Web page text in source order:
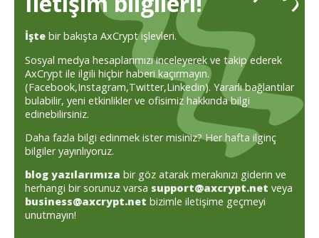
İşte bir bakışta AxCrypt işlevleri.
Sosyal medya hesaplarımızı inceleyerek ve takip ederek
AxCrypt ile ilgili hiçbir haberi kaçırmayın.
(Facebook,Instagram,Twitter,Linkedin). Yararlı bağlantılar
bulabilir, yeni etkinlikler ve ofisimiz hakkında bilgi
edinebilirsiniz.
Daha fazla bilgi edinmek ister misiniz? Her hafta ilginç
bilgiler yayınlıyoruz.
blog yazılarımıza bir göz atarak merakınızı giderin ve
herhangi bir sorunuz varsa support@axcrypt.net veya
business@axcrypt.net bizimle iletişime geçmeyi
unutmayın!